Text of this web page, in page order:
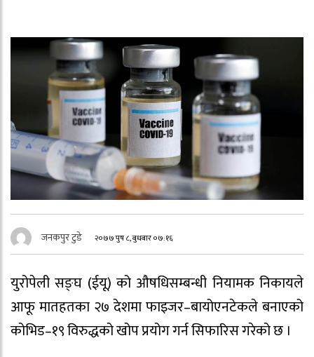
जनकपुर टुडे २०७७ पुष ८, बुधबार ०७:१६
युरोपेली सङ्घ (ईयू) को औषधिसम्बन्धी नियामक निकायले
आफू मातहतका २७ देशमा फाइजर–बायोएनटेकले बनाएको
कोभिड–१९ विरुद्धको खोप प्रयोग गर्न सिफारिस गरेको छ ।